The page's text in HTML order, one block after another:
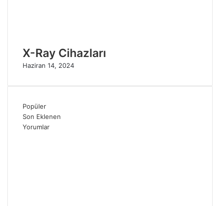
X-Ray Cihazları
Haziran 14, 2024
Popüler
Son Eklenen
Yorumlar